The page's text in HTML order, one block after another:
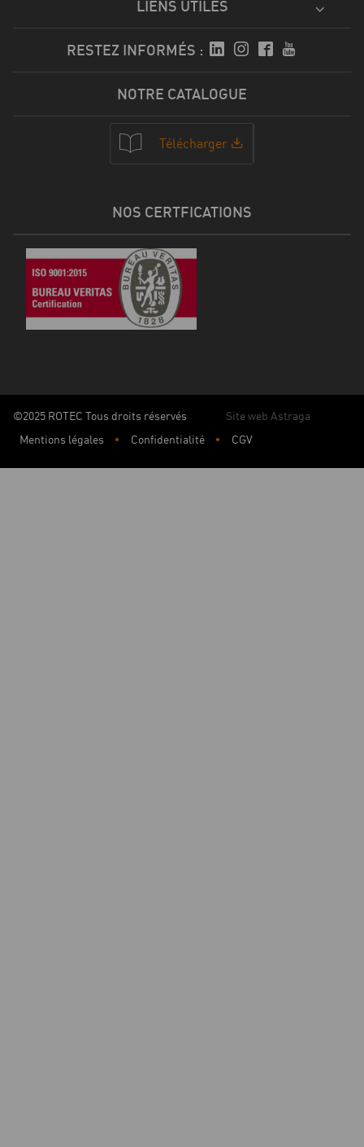
LIENS UTILES
RESTEZ INFORMÉS :
NOTRE CATALOGUE
Télécharger
NOS CERTFICATIONS
©2025 ROTEC Tous droits réservés
Site web Astraga
Mentions légales
Confidentialité CGV